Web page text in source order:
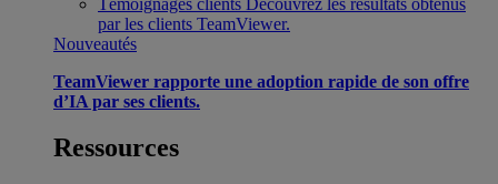
par les clients TeamViewer.
Nouveautés
TeamViewer rapporte une adoption rapide de son offre
d’IA par ses clients.
Ressources